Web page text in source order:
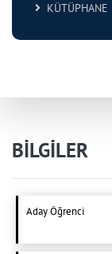
KÜTÜPHANE
BİLGİLER
Aday Öğrenci